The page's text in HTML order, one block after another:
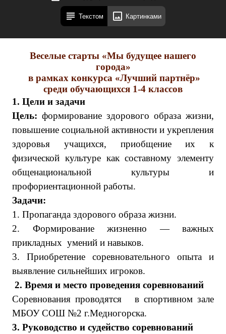
Текстом Картинками
Веселые старты «Мы будущее нашего
города»
в рамках конкурса «Лучший партнёр»
среди обучающихся 1-4 классов
1. Цели и задачи
Цель: формирование здорового образа жизни,
повышение социальной активности и укрепления
здоровья учащихся, приобщение их к
физической культуре как составному элементу
общенациональной культуры и
профориентационной работы.
Задачи:
1. Пропаганда здорового образа жизни.
2. Формирование жизненно — важных
прикладных умений и навыков.
3. Приобретение соревновательного опыта и
выявление сильнейших игроков.
2. Время и место проведения соревнований
Соревнования проводятся в спортивном зале
МБОУ СОШ №2 г.Медногорска.
3. Руководство и судейство соревнований